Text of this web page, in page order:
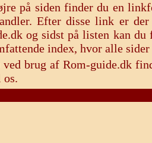
på siden finder du en
Efter disse link er
og sidst på listen kan
index, hvor alle
ved brug af Rom-guide.dk